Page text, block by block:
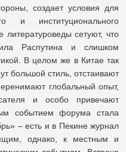
создает условия для
и институционального
литературоведы сетуют, что
Распутина и слишком
В целом же в Китае так
большой стиль, отстаивают
глобальный опыт,
и особо привечают
событием форума стала
– есть и в Пекине журнал
однако, к местным и